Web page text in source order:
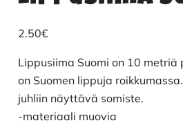
2.50€
Lippusiima Suomi on 10 metriä
on Suomen lippuja
juhliin näyttävä somiste.
-materiaali muovia